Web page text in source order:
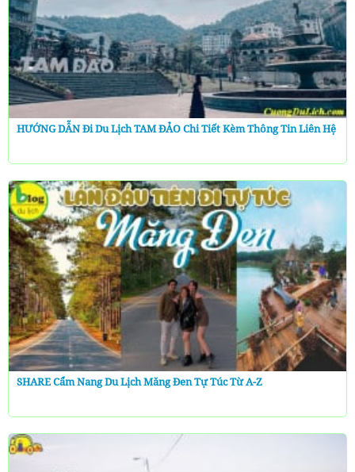
HƯỚNG DẪN Đi Du Lịch TAM ĐẢO Chi Tiết Kèm Thông Tin Liên Hệ
SHARE Cẩm Nang Du Lịch Măng Đen Tự Túc Từ A-Z